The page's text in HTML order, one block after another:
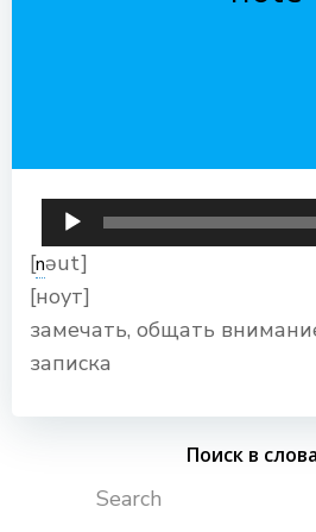
Аудиоплеер
[nəut]
[ноут]
замечать, общать
записка
Поиск в
Search